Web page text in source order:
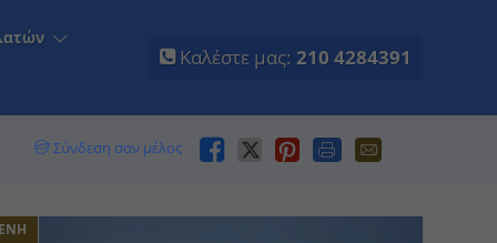
Καλέστε μας:210 4284391
Σύνδεση σαν μέλος